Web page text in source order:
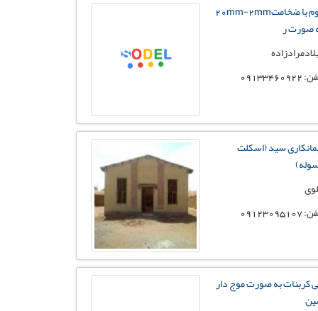
فوم با ضخامت20mm-2mm
صورت ر
سید (اسکلت
کربنات به صورت موج دار